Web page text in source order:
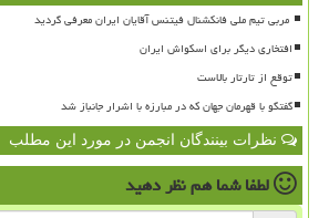
افتخاری دیگر برای اسکواش ایران
توقع از تارتار بالاست
گفتگو با قهرمان جهان که در مبارزه با اشرار جانباز شد
نظرات بینندگان انجمن در مورد این مطلب
لطفا شما همنظر دهید